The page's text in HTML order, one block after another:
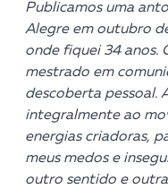
Publicamos uma
Alegre em outubro
onde fiquei 34 anos.
mestrado em
descoberta pessoal.
integralmente ao
energias criadoras,
meus medos e
outro sentido e